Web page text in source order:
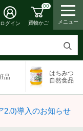
検
す
ログイン
00
買物かご メニュー
品
はちみつ
自然食品
2.0)導入のお知らせ